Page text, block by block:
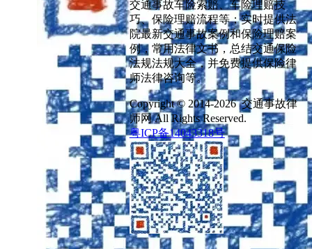
交通事故车险索赔、车险理赔技
巧、保险理赔流程等；实时提供法
院最新交通事故案例和保险理赔案
例，常用法律文书，总结交通保险
法规法规大全，并免费提供保险律
师法律咨询等。
Copyright © 2014-2026 交通事故律
师网 All Rights Reserved.
粤ICP备14043318号